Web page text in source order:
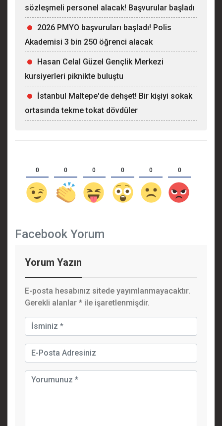
sözleşmeli personel alacak! Başvurular başladı
2026 PMYO başvuruları başladı! Polis
Akademisi 3 bin 250 öğrenci alacak
Hasan Celal Güzel Gençlik Merkezi
kursiyerleri piknikte buluştu
İstanbul Maltepe'de dehşet! Bir kişiyi sokak
ortasında tekme tokat dövdüler
0 0 0 0 0 0
Facebook Yorum
Yorum Yazın
E-posta hesabınız sitede yayımlanmayacaktır.
Gerekli alanlar * ile işaretlenmişdir.